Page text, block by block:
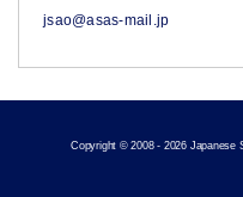
jsao@asas-mail.jp
Copyright © 2008 - 2026 Japanese